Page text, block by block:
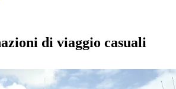
di viaggio casuali